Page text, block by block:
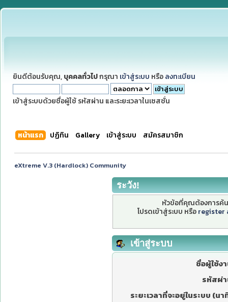
ยินดีต้อนรับคุณ, บุคคลทั่วไปกรุณา เข้าสู่ระบบ หรือ ลงทะเบียน
เข้าสู่ระบบด้วยชื่อผู้ใช้ รหัสผ่าน และระยะเวลาในเซสชั่น
หน้าแรก ปฏิทิน Gallery เข้าสู่ระบบ สมัครสมาชิก
eXtreme V.3 (Hardlock) Community
ระวัง!
หัวข้อที่คุณต้องการค้
โปรดเข้าสู่ระบบ หรือ register
เข้าสู่ระบบ
ชื่อผู้ใช้ง
รหัสผ่
ระยะเวลาที่จะอยู่ในระบบ (นา